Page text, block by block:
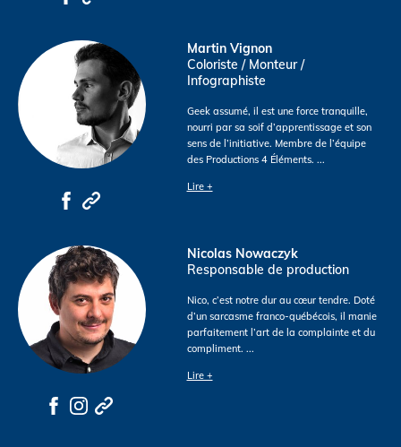
Martin Vignon
Coloriste / Monteur /
Infographiste
Geek assumé, il est une force tranquille,
nourri par sa soif d’apprentissage et son
sens de l’initiative. Membre de l’équipe
des Productions 4 Éléments. ...
Lire +
Nicolas Nowaczyk
Responsable de production
Nico, c’est notre dur au cœur tendre. Doté
d’un sarcasme franco-québécois, il manie
parfaitement l’art de la complainte et du
compliment. ...
Lire +